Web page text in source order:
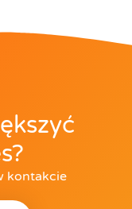
kontakcie